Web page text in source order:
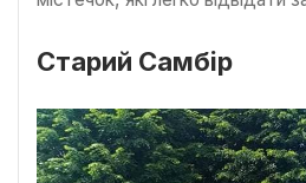
Старий Самбір